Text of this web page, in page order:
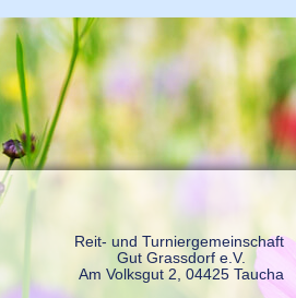
Reit- und Turniergemeinschaft
Gut Grassdorf e.V.
Am Volksgut 2, 04425 Taucha